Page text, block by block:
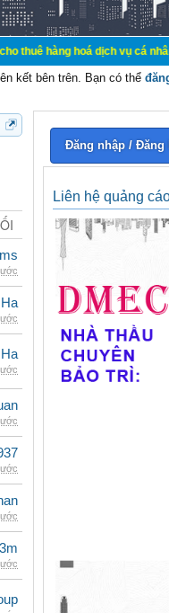
hoá dịch vụ cá nhân,
kết bên trên. Bạn có thể
Đăng nhập / Đăng
Liên hệ quảng